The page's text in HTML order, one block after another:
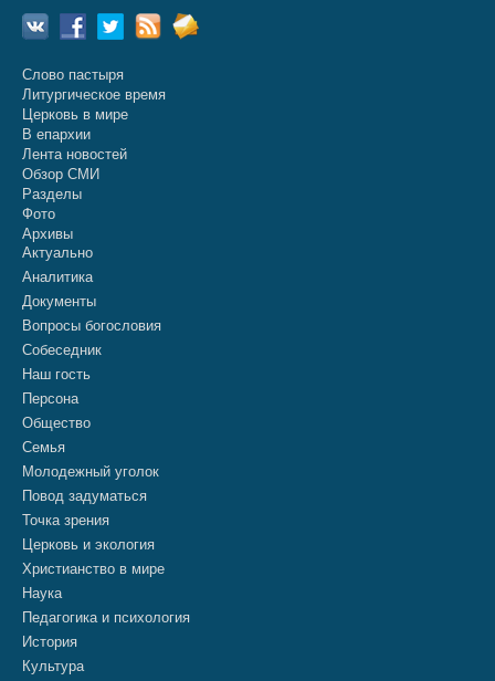
Слово пастыря
Литургическое время
Церковь в мире
В епархии
Лента новостей
Обзор СМИ
Разделы
Фото
Архивы
Актуально
Аналитика
Документы
Вопросы богословия
Собеседник
Наш гость
Персона
Общество
Семья
Молодежный уголок
Повод задуматься
Точка зрения
Церковь и экология
Христианство в мире
Наука
Педагогика и психология
История
Культура